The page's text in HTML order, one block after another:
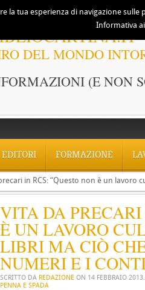
DEL MONDO
(E NON
EDITORI FORMAZIONE
in RCS: “Questo non è un
VITA DA
È UN LAVORO
LIBRI MA CIÒ
NUMERI E I
SCRITTO DA REDAZIONE ON 14 FEBBRAIO 2013
PENNA E SPADA
la tua esperienza di navigazione
Informativa ai